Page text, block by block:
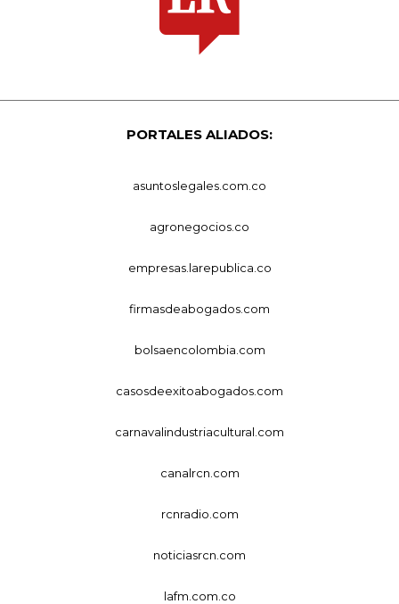
PORTALES ALIADOS:
asuntoslegales.com.co
agronegocios.co
empresas.larepublica.co
firmasdeabogados.com
bolsaencolombia.com
casosdeexitoabogados.com
carnavalindustriacultural.com
canalrcn.com
rcnradio.com
noticiasrcn.com
lafm.com.co